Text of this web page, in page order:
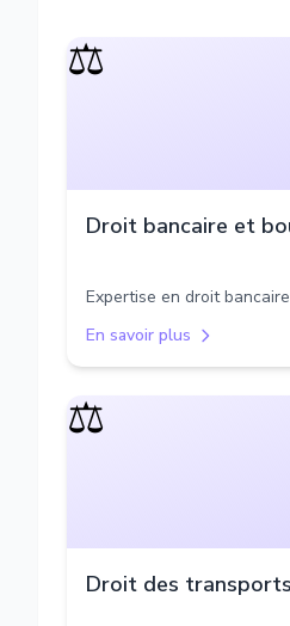
⚖️
Droit bancaire et
Expertise en droit
En savoir plus
⚖️
Droit des transports